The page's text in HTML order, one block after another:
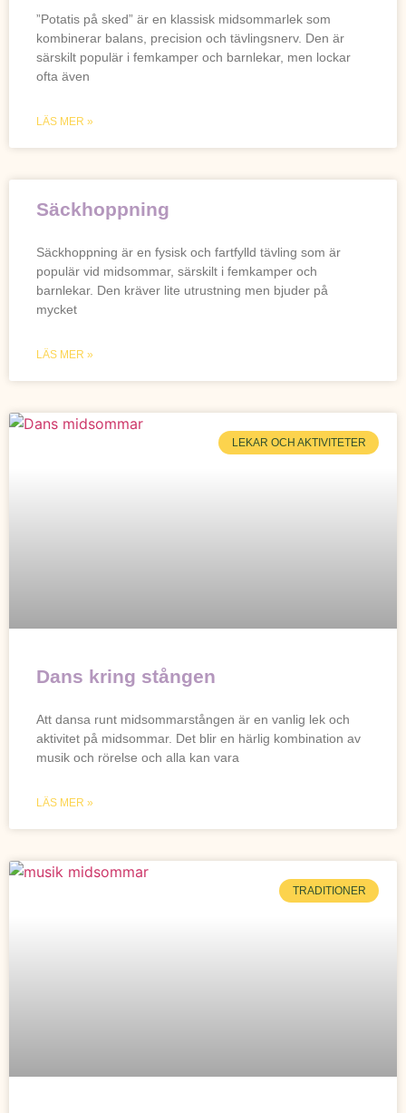
”Potatis på sked” är en klassisk midsommarlek som
kombinerar balans, precision och tävlingsnerv. Den är
särskilt populär i femkamper och barnlekar, men lockar
ofta även
LÄS MER »
Säckhoppning
Säckhoppning är en fysisk och fartfylld tävling som är
populär vid midsommar, särskilt i femkamper och
barnlekar. Den kräver lite utrustning men bjuder på
mycket
LÄS MER »
LEKAR OCH AKTIVITETER
Dans kring stången
Att dansa runt midsommarstången är en vanlig lek och
aktivitet på midsommar. Det blir en härlig kombination av
musik och rörelse och alla kan vara
LÄS MER »
TRADITIONER